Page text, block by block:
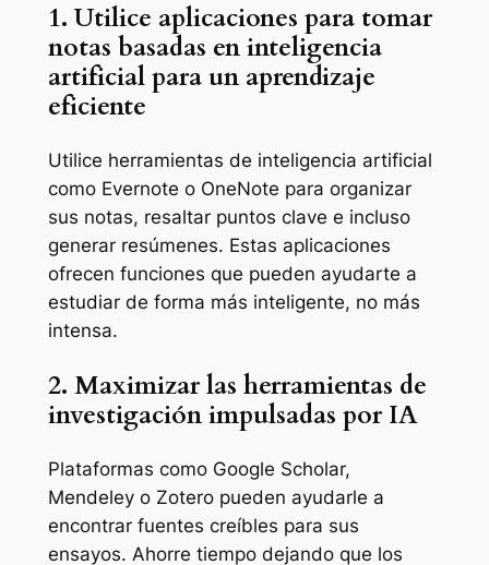
1. Utilice aplicaciones para tomar
notas basadas en inteligencia
artificial para un aprendizaje
eficiente
Utilice herramientas de inteligencia artificial
como Evernote o OneNote para organizar
sus notas, resaltar puntos clave e incluso
generar resúmenes. Estas aplicaciones
ofrecen funciones que pueden ayudarte a
estudiar de forma más inteligente, no más
intensa.
2. Maximizar las herramientas de
investigación impulsadas por IA
Plataformas como Google Scholar,
Mendeley o Zotero pueden ayudarle a
encontrar fuentes creíbles para sus
ensayos. Ahorre tiempo dejando que los